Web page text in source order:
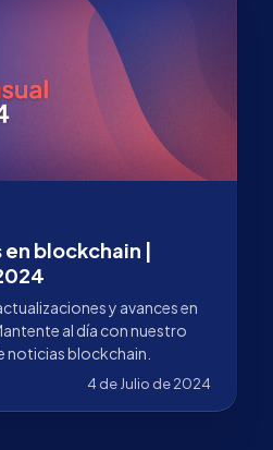
blockchain |
y avances en
al día con nuestro
noticias blockchain.
4 de Julio de 2024